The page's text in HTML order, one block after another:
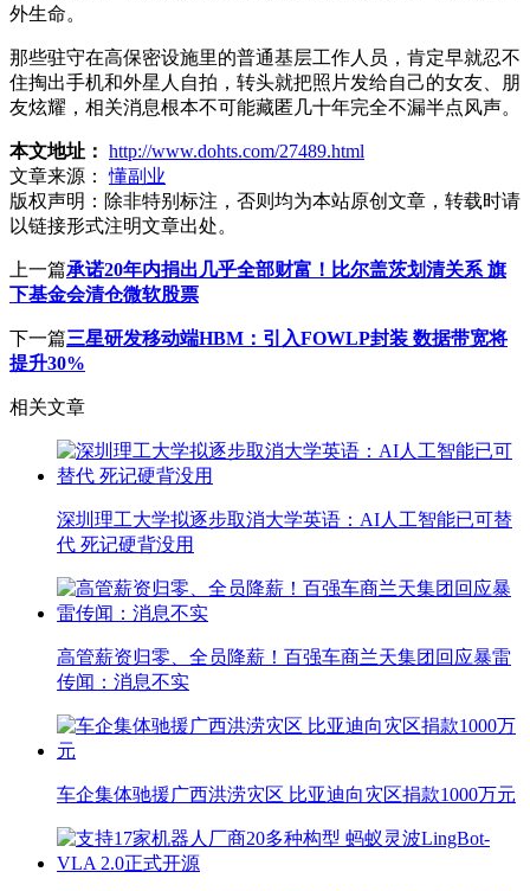
外生命。
那些驻守在高保密设施里的普通基层工作人员，肯定早就忍不
住掏出手机和外星人自拍，转头就把照片发给自己的女友、朋
友炫耀，相关消息根本不可能藏匿几十年完全不漏半点风声。
本文地址： http://www.dohts.com/27489.html
文章来源：
懂副业
版权声明： 除非特别标注，否则均为本站原创文章，转载时请
以链接形式注明文章出处。
上一篇承诺20年内捐出几乎全部财富！比尔盖茨划清关系 旗
下基金会清仓微软股票
下一篇三星研发移动端HBM：引入FOWLP封装 数据带宽将
提升30%
相关文章
深圳理工大学拟逐步取消大学英语：AI人工智能已可替
代 死记硬背没用
高管薪资归零、全员降薪！百强车商兰天集团回应暴雷
传闻：消息不实
车企集体驰援广西洪涝灾区 比亚迪向灾区捐款1000万元